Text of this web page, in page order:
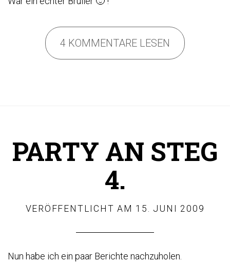
4 KOMMENTARE LESEN
PARTY AN STEG
4.
VERÖFFENTLICHT AM 15. JUNI 2009
Nun habe ich ein paar Berichte nachzuholen.